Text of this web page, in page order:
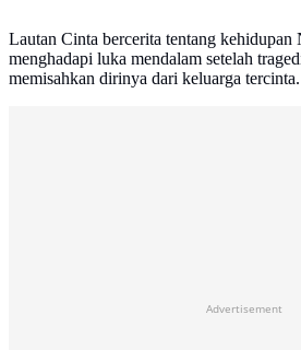
Lautan Cinta bercerita tentang kehidupan
menghadapi luka mendalam setelah
memisahkan dirinya dari keluarga tercinta.
Advertisement